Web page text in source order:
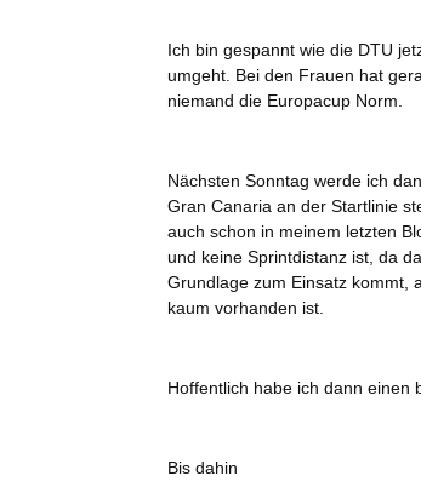
Ich bin gespannt wie die DTU
umgeht. Bei den Frauen hat
niemand die Europacup Norm.
Nächsten Sonntag werde ich
Gran Canaria an der Startlinie
auch schon in meinem letzten
und keine Sprintdistanz ist, da
Grundlage zum Einsatz kommt,
kaum vorhanden ist.
Hoffentlich habe ich dann einen
Bis dahin